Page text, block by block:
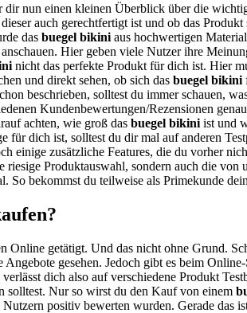
dir nun einen kleinen Überblick über die
auch gerechtfertigt ist und ob das
das buegel bikini aus hochwertigen
anschauen. Hier geben viele Nutzer ihre
nicht das perfekte Produkt für dich ist. Hier
und direkt sehen, ob sich das buegel bikini
beschrieben, solltest du immer schauen,
Kundenbewertungen/Rezensionen
achten, wie groß das buegel bikini ist und
für dich ist, solltest du dir mal auf anderen
einige zusätzliche Features, die du vorher
Produktauswahl, sondern auch die von
bekommst du teilweise als Primekunde
getätigt. Und das nicht ohne Grund.
gesehen. Jedoch gibt es beim
dich also auf verschiedene Produkt
solltest. Nur so wirst du den Kauf von einem
positiv bewerten wurden. Gerade das